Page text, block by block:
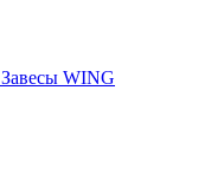
Завесы WING